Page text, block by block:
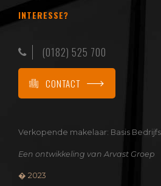
INTERESSE?
(0182) 525 700
CONTACT
Verkopende makelaar: Basis
Een ontwikkeling van Arvast Groep
� 2023